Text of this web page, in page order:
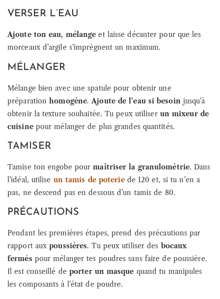
VERSER L’EAU
Ajoute ton eau, mélangeet laisse décanter pour que les
morceaux d’argile s’imprègnent un maximum.
MÉLANGER
Mélange bien avec une spatule pour obtenir une
préparationhomogène.Ajoute de l’eau si besoin jusqu’à
obtenir la texture souhaitée. Tu peux utiliser un mixeur de
cuisinepour mélanger de plus grandes quantités.
TAMISER
Tamise ton engobe pourmaîtriser la granulométrie. Dans
l’idéal, utilise un tamis de poteriede 120 et, si tu n’en a
pas, ne descend pas en dessous d’un tamis de 80.
PRÉCAUTIONS
Pendant les premières étapes, prend des précautions par
rapport auxpoussières. Tu peux utiliser des bocaux
fermés pour mélanger tes poudres sans faire de poussière.
Il est conseillé de porter un masque quand tu manipules
les composants à l’état de poudre.